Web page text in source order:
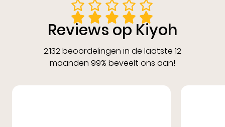
Reviews op Kiyoh
2.132 beoordelingen in de laatste 12
maanden 99% beveelt ons aan!